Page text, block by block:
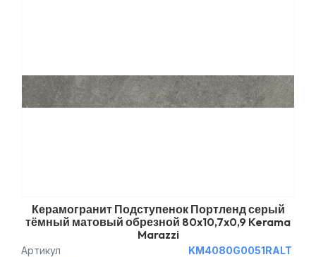
Керамогранит Подступенок Портленд серый
тёмный матовый обрезной 80x10,7x0,9 Kerama
Marazzi
Артикул
KM4080G0051RALT